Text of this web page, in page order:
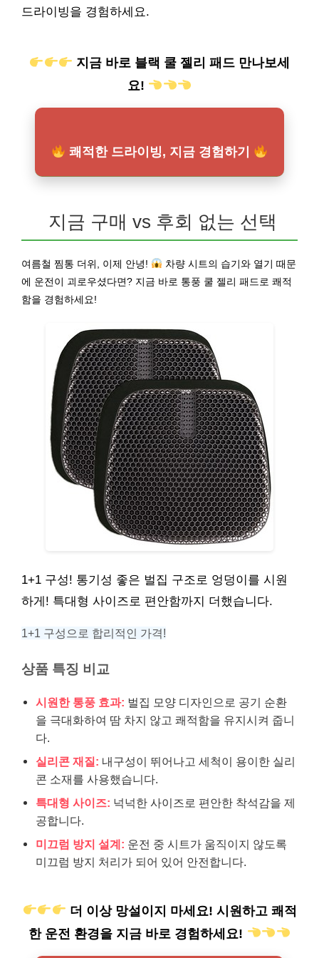
드라이빙을 경험하세요.
지금 바로 블랙 쿨 젤리 패드 만나보세
요!
쾌적한 드라이빙, 지금 경험하기
지금 구매 vs 후회 없는 선택
여름철 찜통 더위, 이제 안녕!
차량 시트의 습기와 열기 때문
에 운전이 괴로우셨다면? 지금 바로 통풍 쿨 젤리 패드로 쾌적
함을 경험하세요!
1+1 구성! 통기성 좋은 벌집 구조로 엉덩이를 시원
하게! 특대형 사이즈로 편안함까지 더했습니다.
1+1 구성으로 합리적인 가격!
상품 특징 비교
시원한 통풍 효과: 벌집 모양 디자인으로 공기 순환
을 극대화하여 땀 차지 않고 쾌적함을 유지시켜 줍니
다.
실리콘 재질: 내구성이 뛰어나고 세척이 용이한 실리
콘 소재를 사용했습니다.
특대형 사이즈: 넉넉한 사이즈로 편안한 착석감을 제
공합니다.
미끄럼 방지 설계: 운전 중 시트가 움직이지 않도록
미끄럼 방지 처리가 되어 있어 안전합니다.
더 이상 망설이지 마세요! 시원하고 쾌적
한 운전 환경을 지금 바로 경험하세요!